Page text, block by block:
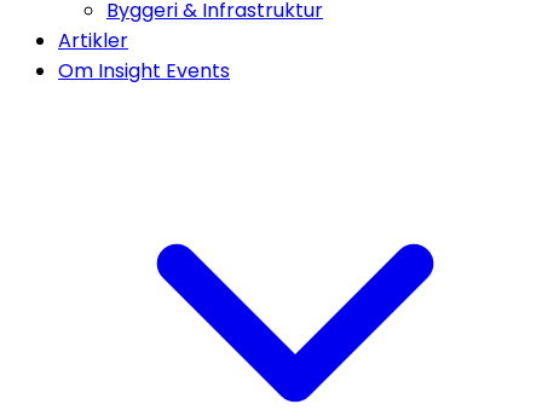
Byggeri & Infrastruktur
Artikler
Om Insight Events